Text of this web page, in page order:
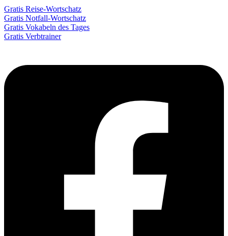
Gratis Reise-Wortschatz
Gratis Notfall-Wortschatz
Gratis Vokabeln des Tages
Gratis Verbtrainer